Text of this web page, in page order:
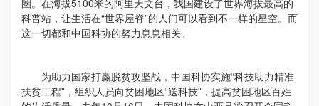
科普站，让生活在“世界屋脊”的人们可以看到不一样的星空。而
这一切都和中国科协的努力息息相关。
为助力国家打赢脱贫攻坚战，中国科协实施“科技助力精准
扶贫工程”，组织人员向贫困地区“送科技”，提高贫困地区百姓